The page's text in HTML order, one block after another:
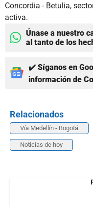
Concordia - Betulia,
activa.
Únase a nuestro
al tanto de los
✔️ Síganos en
información de
Relacionados
Vía Medellín - Bogotá
Noticias de hoy